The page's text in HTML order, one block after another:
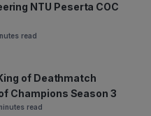
NTU Peserta COC
read
of Deathmatch
Champions Season 3
read